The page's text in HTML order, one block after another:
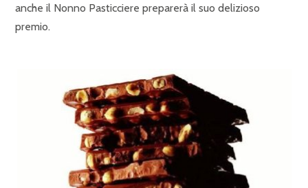
anche il Nonno Pasticciere preparerà il suo delizioso
premio.